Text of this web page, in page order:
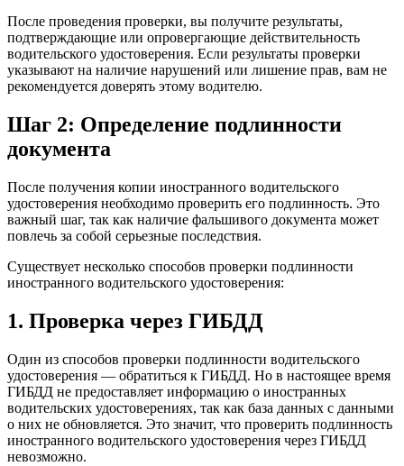
После проведения проверки, вы получите результаты,
подтверждающие или опровергающие действительность
водительского удостоверения. Если результаты проверки
указывают на наличие нарушений или лишение прав, вам не
рекомендуется доверять этому водителю.
Шаг 2: Определение подлинности
документа
После получения копии иностранного водительского
удостоверения необходимо проверить его подлинность. Это
важный шаг, так как наличие фальшивого документа может
повлечь за собой серьезные последствия.
Существует несколько способов проверки подлинности
иностранного водительского удостоверения:
1. Проверка через ГИБДД
Один из способов проверки подлинности водительского
удостоверения — обратиться к ГИБДД. Но в настоящее время
ГИБДД не предоставляет информацию о иностранных
водительских удостоверениях, так как база данных с данными
о них не обновляется. Это значит, что проверить подлинность
иностранного водительского удостоверения через ГИБДД
невозможно.